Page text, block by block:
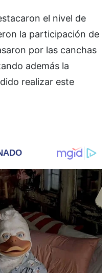
el nivel de
la participación de
por las canchas
además la
realizar este